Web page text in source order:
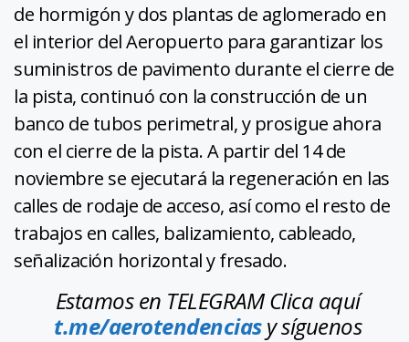
de hormigón y dos plantas de aglomerado en
el interior del Aeropuerto para garantizar los
suministros de pavimento durante el cierre de
la pista, continuó con la construcción de un
banco de tubos perimetral, y prosigue ahora
con el cierre de la pista. A partir del 14 de
noviembre se ejecutará la regeneración en las
calles de rodaje de acceso, así como el resto de
trabajos en calles, balizamiento, cableado,
señalización horizontal y fresado.
Estamos en TELEGRAM Clica aquí
t.me/aerotendenciasy síguenos